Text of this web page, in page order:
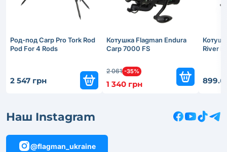
Род-под Carp Pro Tork Rod
Pod For 4 Rods
2 547 грн
Котушка Flagman Endura
Carp 7000 FS
2 061 -35%
1 340 грн
River
899.6
Наш Instagram
@flagman_ukraine